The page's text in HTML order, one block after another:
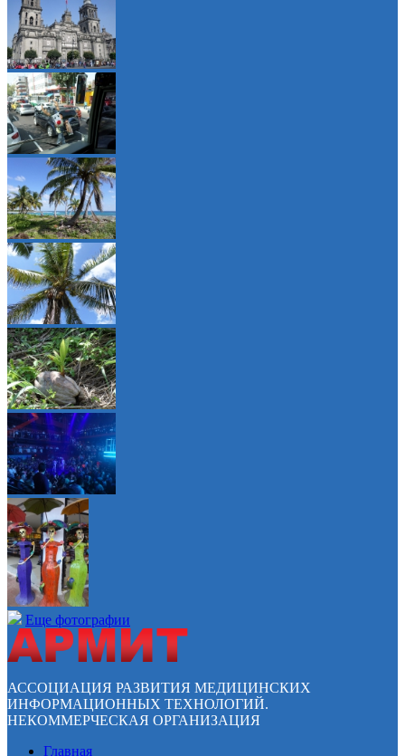
Еще фотографии
АССОЦИАЦИЯ РАЗВИТИЯ МЕДИЦИНСКИХ
ИНФОРМАЦИОННЫХ ТЕХНОЛОГИЙ.
НЕКОММЕРЧЕСКАЯ ОРГАНИЗАЦИЯ
Главная